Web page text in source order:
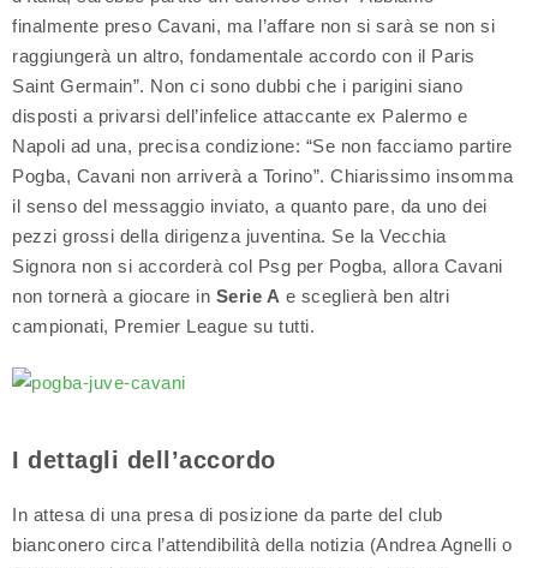
finalmente preso Cavani, ma l’affare non si sarà se non si
raggiungerà un altro, fondamentale accordo con il Paris
Saint Germain”. Non ci sono dubbi che i parigini siano
disposti a privarsi dell’infelice attaccante ex Palermo e
Napoli ad una, precisa condizione: “Se non facciamo partire
Pogba, Cavani non arriverà a Torino”. Chiarissimo insomma
il senso del messaggio inviato, a quanto pare, da uno dei
pezzi grossi della dirigenza juventina. Se la Vecchia
Signora non si accorderà col Psg per Pogba, allora Cavani
non tornerà a giocare in Serie A e sceglierà ben altri
campionati, Premier League su tutti.
I dettagli dell’accordo
In attesa di una presa di posizione da parte del club
bianconero circa l’attendibilità della notizia (Andrea Agnelli o